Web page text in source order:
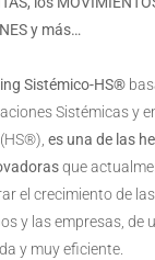
y más…
Sistémico-HS®
Sistémicas y
es una de las
que
el crecimiento de
y las empresas, de
y muy eficiente.